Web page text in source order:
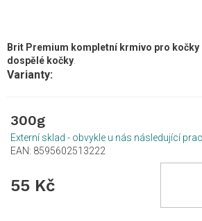
Brit Premium kompletní krmivo pro
dospělé kočky
300g
Externí sklad - obvykle u nás následující
EAN: 8595602513222
55 Kč